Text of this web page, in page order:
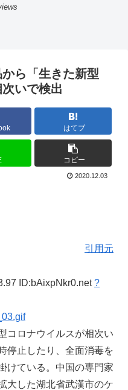
から「生きた新型
いで検出
はてブ
コピー
2020.12.03
引用元
ID:bAixpNkr0.net?
コロナウイルスが相次い
停止したり、全面消毒を
けている。中国の専門家
大した湖北省武漢市のケ